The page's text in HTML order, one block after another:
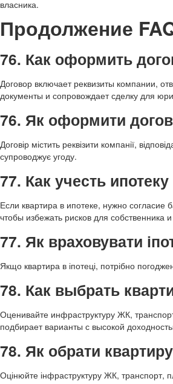
власника.
Продолжение
76. Как оформить
Договор включает реквизиты компании,
документы и сопровождает сделку для
76. Як оформити
Договір містить реквізити компанії,
супроводжує угоду.
77. Как учесть
Если квартира в ипотеке, нужно согласие
чтобы избежать рисков для собственника
77. Як враховувати
Якщо квартира в іпотеці, потрібно
78. Как выбрать
Оценивайте инфраструктуру ЖК,
подбирает варианты с высокой
78. Як обрати
Оцінюйте інфраструктуру ЖК, транспорт,